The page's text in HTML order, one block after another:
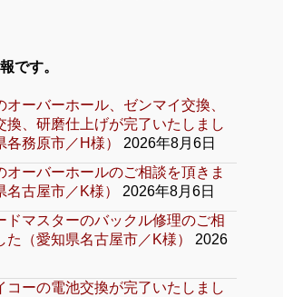
です。
オーバーホール、ゼンマイ交換、
換、研磨仕上げが完了いたしまし
各務原市／H様）
2026年8月6日
オーバーホールのご相談を頂きま
名古屋市／K様）
2026年8月6日
ドマスターのバックル修理のご相
た（愛知県名古屋市／K様）
2026
コーの電池交換が完了いたしまし